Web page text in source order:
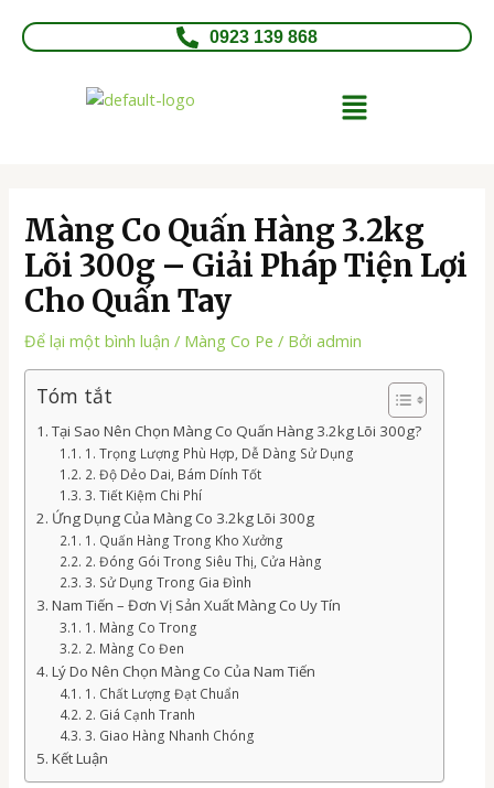
0923 139 868
Menu
Màng Co Quấn Hàng 3.2kg
Lõi 300g – Giải Pháp Tiện Lợi
Cho Quấn Tay
Để lại một bình luận / Màng Co Pe / Bởiadmin
Tóm tắt
Tại Sao Nên Chọn Màng Co Quấn Hàng 3.2kg Lõi 300g?
1. Trọng Lượng Phù Hợp, Dễ Dàng Sử Dụng
2. Độ Dẻo Dai, Bám Dính Tốt
3. Tiết Kiệm Chi Phí
Ứng Dụng Của Màng Co 3.2kg Lõi 300g
1. Quấn Hàng Trong Kho Xưởng
2. Đóng Gói Trong Siêu Thị, Cửa Hàng
3. Sử Dụng Trong Gia Đình
Nam Tiến – Đơn Vị Sản Xuất Màng Co Uy Tín
1. Màng Co Trong
2. Màng Co Đen
Lý Do Nên Chọn Màng Co Của Nam Tiến
1. Chất Lượng Đạt Chuẩn
2. Giá Cạnh Tranh
3. Giao Hàng Nhanh Chóng
Kết Luận
hướng